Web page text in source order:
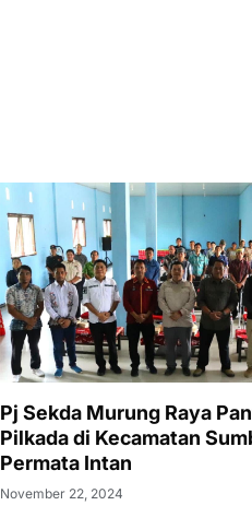
Pj Sekda Murung Raya
Pilkada di Kecamatan
Permata Intan
November 22, 2024